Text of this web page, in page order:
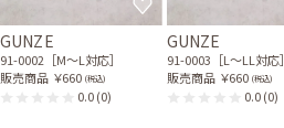
GUNZE
91-0002［M〜L対応］
販売商品 ￥660 (税込)
0.0(0)
GUNZE
91-0003［L〜LL対応］
販売商品 ￥660 (税込)
0.0(0)